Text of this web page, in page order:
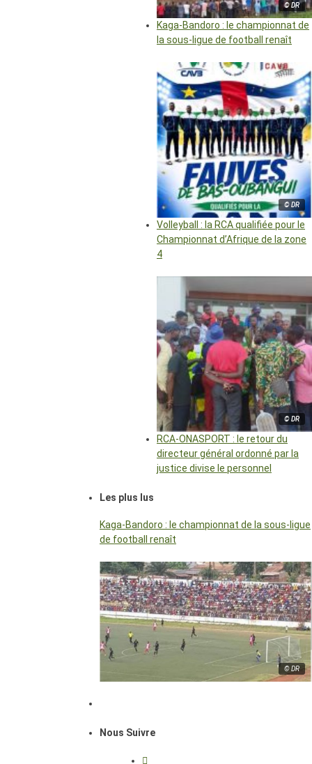
© DR
Kaga-Bandoro : le championnat de
la sous-ligue de football renaît
© DR
Volleyball : la RCA qualifiée pour le
Championnat d’Afrique de la zone
4
© DR
RCA-ONASPORT : le retour du
directeur général ordonné par la
justice divise le personnel
Les plus lus
Kaga-Bandoro : le championnat de la sous-ligue
de football renaît
© DR
Nous Suivre